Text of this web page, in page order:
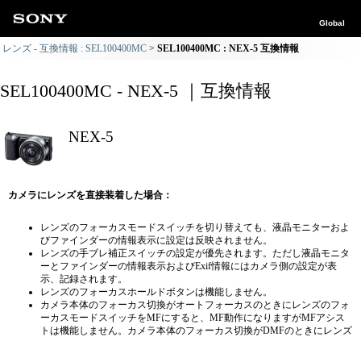
Global
レンズ - 互換情報 : SEL100400MC SEL100400MC : NEX-5 互換情報
SEL100400MC - NEX-5 ｜互換情報
NEX-5
カメラにレンズを直接装着した場合：
レンズのフォーカスモードスイッチを切り替えても、液晶モニターおよ
びファインダーの情報表示に設定は反映されません。
レンズの手ブレ補正スイッチの設定が優先されます。ただし液晶モニタ
ーとファインダーの情報表示およびExif情報にはカメラ側の設定が表
示、記録されます。
レンズのフォーカスホールドボタンは機能しません。
カメラ本体のフォーカス切換がオートフォーカスのときにレンズのフォ
ーカスモードスイッチをMFにすると、MF動作になりますがMFアシス
トは機能しません。カメラ本体のフォーカス切換がDMFのときにレンズ